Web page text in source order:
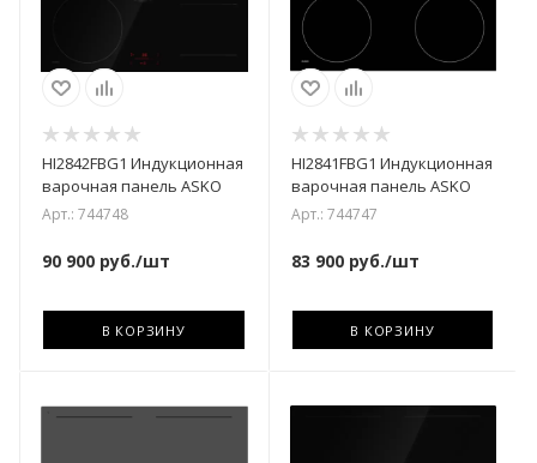
HI2842FBG1 Индукционная
варочная панель ASKO
Арт.: 744748
90 900 руб./шт
В КОРЗИНУ
HI2841FBG1 Индукционная
варочная панель ASKO
Арт.: 744747
83 900руб./шт
В КОРЗИНУ